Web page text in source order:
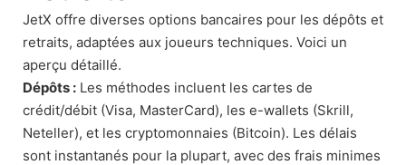
JetX offre diverses options bancaires pour les dépôts et
retraits, adaptées aux joueurs techniques. Voici un
aperçu détaillé.
Dépôts : Les méthodes incluent les cartes de
crédit/débit (Visa, MasterCard), les e-wallets (Skrill,
Neteller), et les cryptomonnaies (Bitcoin). Les délais
sont instantanés pour la plupart, avec des frais minimes